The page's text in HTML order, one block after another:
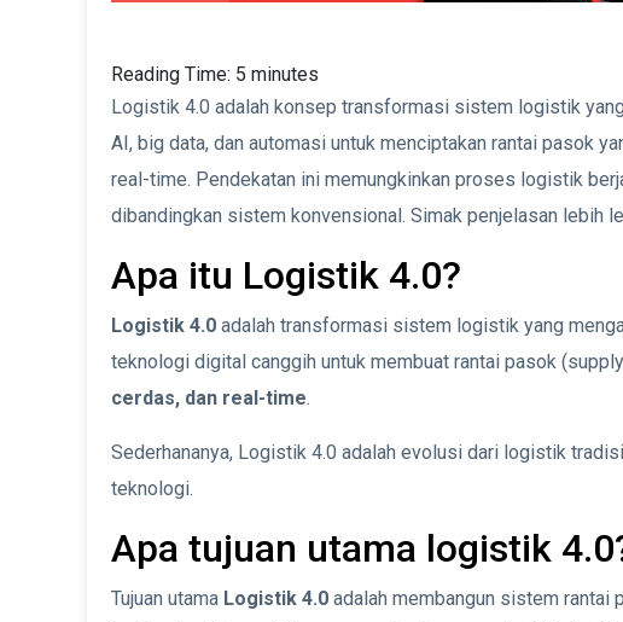
Reading Time: 5 minutes
Logistik 4.0 adalah konsep transformasi sistem logistik
AI, big data, dan automasi untuk menciptakan rantai pasok
real-time. Pendekatan ini memungkinkan proses logistik
dibandingkan sistem konvensional. Simak penjelasan lebih
Apa itu Logistik 4.0?
Logistik 4.0 adalah transformasi sistem logistik yang
teknologi digital canggih untuk membuat rantai pasok
cerdas, dan real-time.
Sederhananya, Logistik 4.0 adalah evolusi dari logistik
teknologi.
Apa tujuan utama logistik
Tujuan utama Logistik 4.0 adalah membangun sistem rantai